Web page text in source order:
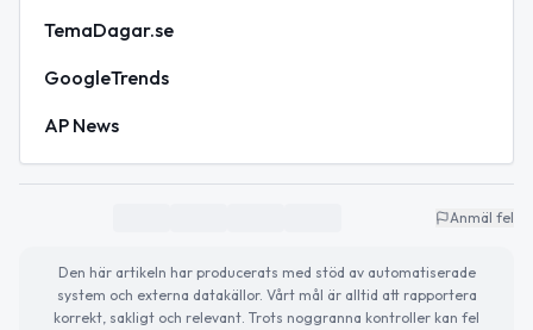
TemaDagar.se
GoogleTrends
AP News
Anmäl fel
Den här artikeln har producerats med stöd av automatiserade
system och externa datakällor. Vårt mål är alltid att rapportera
korrekt, sakligt och relevant. Trots noggranna kontroller kan fel